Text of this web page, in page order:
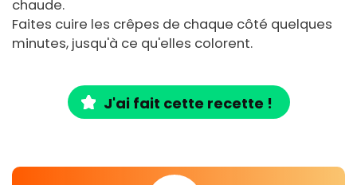
chaude.
Faites cuire les crêpes de chaque côté quelques
minutes, jusqu'à ce qu'elles colorent.
J'ai fait cette recette !